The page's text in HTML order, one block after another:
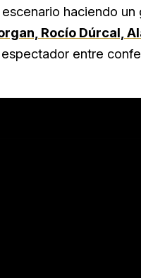
haciendo un
Rocío Dúrcal,
entre